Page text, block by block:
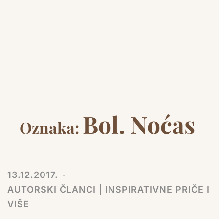
Oznaka: Bol. Noćas
13.12.2017.
AUTORSKI ČLANCI | INSPIRATIVNE PRIČE I
VIŠE